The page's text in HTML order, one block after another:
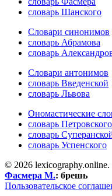
словарь Шанского
Словари синонимов
словарь Абрамова
словарь
Словари антонимов
словарь Введенской
словарь Львова
Ономастические
словарь Петровского
словарь
словарь Успенского
© 2026 lexicography.online.
Фасмера М.: брешь
Пользовательское